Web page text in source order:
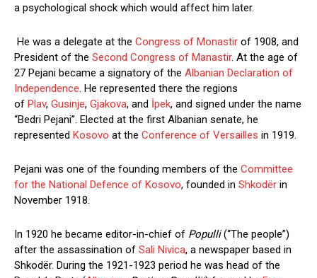
a psychological shock which would affect him later.
He was a delegate at the Congress of Monastir of 1908, and
President of the Second Congress of Manastir. At the age of
27 Pejani became a signatory of the Albanian Declaration of
Independence . He represented there the regions
of Plav, Gusinje, Gjakova, and İpek, and signed under the name
“Bedri Pejani”. Elected at the first Albanian senate, he
represented Kosovo at the Conference of Versailles in 1919.
Pejani was one of the founding members of the Committee
for the National Defence of Kosovo, founded in Shkodër in
November 1918.
In 1920 he became editor-in-chief of Populli(“The people”)
after the assassination of Sali Nivica, a newspaper based in
Shkodër. During the 1921-1923 period he was head of the